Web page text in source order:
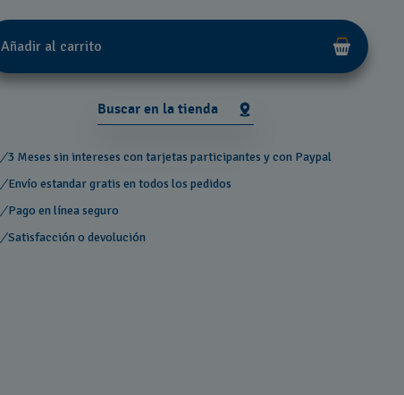
Añadir al carrito
Buscar en la tienda
3 Meses sin intereses con tarjetas participantes y con Paypal
Envío estandar gratis en todos los pedidos
Pago en línea seguro
Satisfacción o devolución